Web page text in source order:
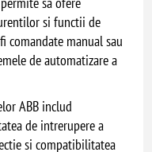
si functii de
comandate manual sau
de automatizare a
ABB includ
de intrerupere a
si compatibilitatea